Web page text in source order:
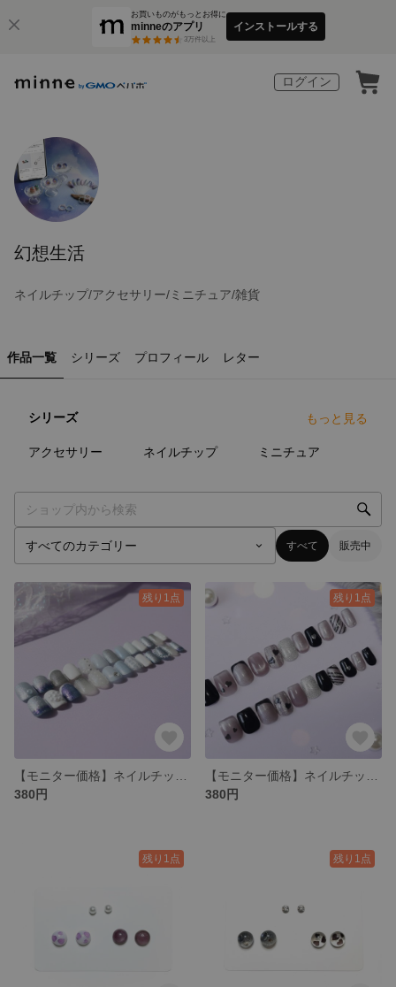
お買いものがもっとお得に
minneのアプリ
3万件以上
インストールする
ログイン
幻想生活
ネイルチップ/アクセサリー/ミニチュア/雑貨
作品一覧 シリーズ プロフィール レター
シリーズ もっと見る
アクセサリー ネイルチップ ミニチュア
すべて 販売中
残り1点
380円
残り1点
380円
残り1点 残り1点